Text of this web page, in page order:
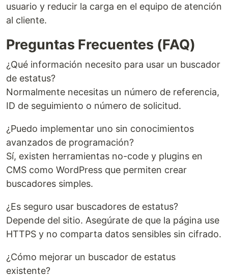
usuario y reducir la carga en el equipo de atención
al cliente.
Preguntas Frecuentes (FAQ)
¿Qué información necesito para usar un buscador
de estatus?
Normalmente necesitas un número de referencia,
ID de seguimiento o número de solicitud.
¿Puedo implementar uno sin conocimientos
avanzados de programación?
Sí, existen herramientas no-code y plugins en
CMS como WordPress que permiten crear
buscadores simples.
¿Es seguro usar buscadores de estatus?
Depende del sitio. Asegúrate de que la página use
HTTPS y no comparta datos sensibles sin cifrado.
¿Cómo mejorar un buscador de estatus
existente?